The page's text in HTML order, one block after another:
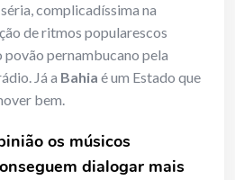
complicadíssima na
de ritmos popularescos
povão pernambucano pela
Já a Bahia é um Estado que
bem.
os músicos
dialogar mais